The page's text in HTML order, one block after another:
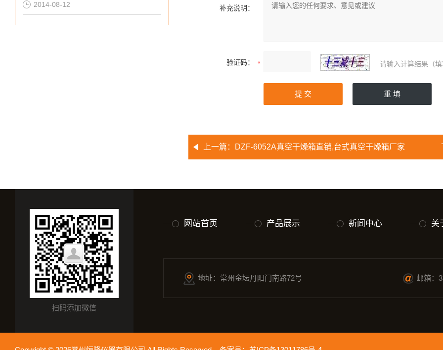
2014-08-12 补充说明：
验证码： 请输入计算结果（
上一篇： DZF-6052A真空干燥箱直销,台式真空干燥箱厂家
扫码添加微信
网站首页 产品展示 新闻中心 关
地址：常州金坛丹阳门南路72号 邮箱：